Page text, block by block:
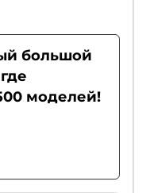
большой
моделей!